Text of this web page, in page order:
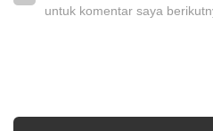
untuk komentar saya